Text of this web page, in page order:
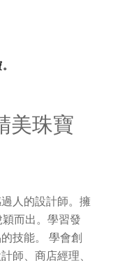
美珠寶
人的設計師。擁
而出。學習發
技能。 學會創
師、商店經理、